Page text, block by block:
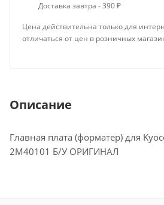
Доставка завтра - 390 ₽
Цена действительна только для
отличаться от цен в розничных
Описание
Главная плата (форматер) для
2M40101 Б/У ОРИГИНАЛ